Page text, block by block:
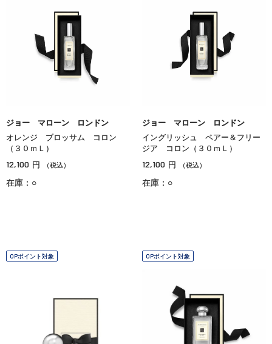
ジョー マローン ロンドン
オレンジ ブロッサム コロン
（３０ｍＬ）
12,100 円 （税込）
在庫：○
ジョー マローン ロンドン
イングリッシュ ペアー＆フリー
ジア コロン（３０ｍＬ）
12,100 円 （税込）
在庫：○
OPポイント対象 OPポイント対象